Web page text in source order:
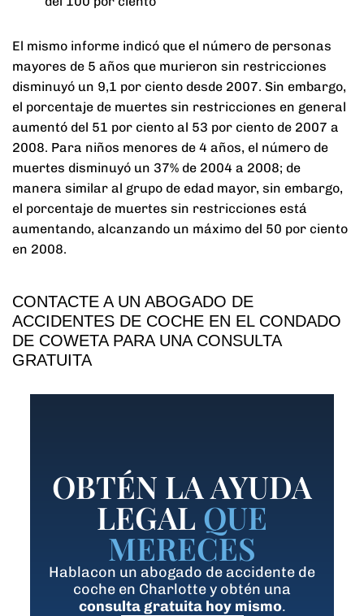
El mismo informe indicó que el número de personas
mayores de 5 años que murieron sin restricciones
disminuyó un 9,1 por ciento desde 2007. Sin embargo,
el porcentaje de muertes sin restricciones en general
aumentó del 51 por ciento al 53 por ciento de 2007 a
2008. Para niños menores de 4 años, el número de
muertes disminuyó un 37% de 2004 a 2008; de
manera similar al grupo de edad mayor, sin embargo,
el porcentaje de muertes sin restricciones está
aumentando, alcanzando un máximo del 50 por ciento
en 2008.
CONTACTE A UN ABOGADO DE
ACCIDENTES DE COCHE EN EL CONDADO
DE COWETA PARA UNA CONSULTA
GRATUITA
OBTÉN LA AYUDA
LEGAL QUE
MERECES
Hablacon un abogado de accidente de
coche en Charlotte y obtén una
consulta gratuita hoy mismo.